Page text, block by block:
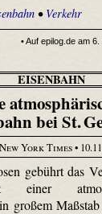
• Verkehr
• Auf epilog.de am
EISENBAHN
bei St.
York Times•
gebührt das
einer
großem